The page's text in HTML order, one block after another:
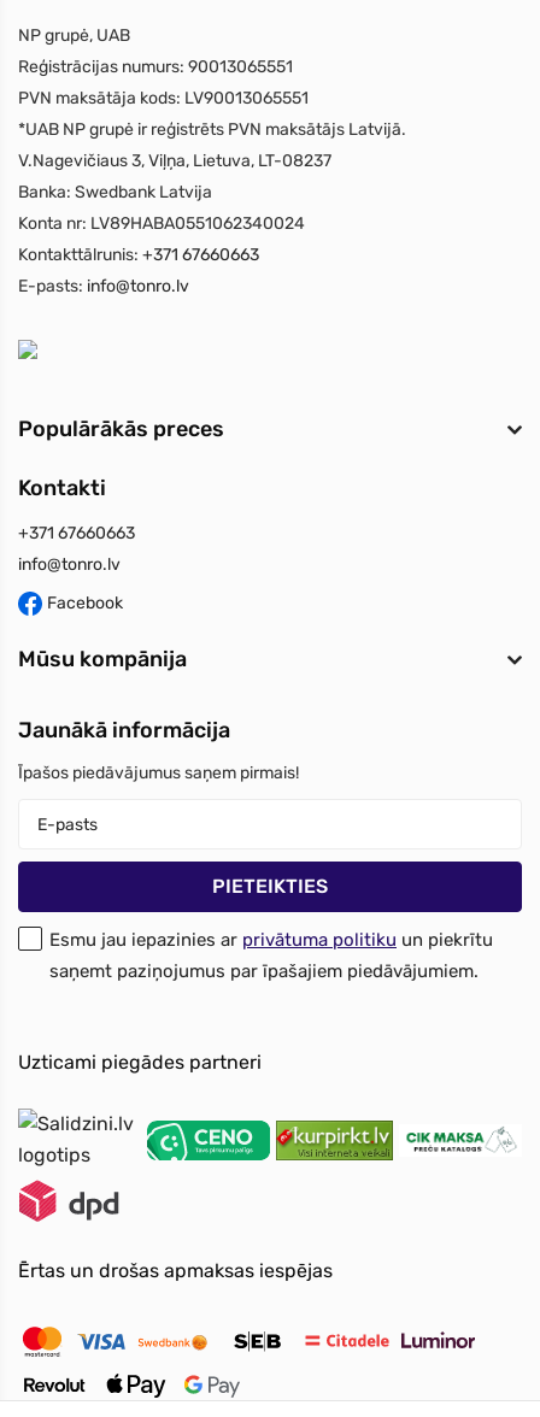
NP grupė, UAB
Reģistrācijas numurs: 90013065551
PVN maksātāja kods: LV90013065551
*UAB NP grupė ir reģistrēts PVN maksātājs Latvijā.
V.Nagevičiaus 3, Viļņa, Lietuva, LT-08237
Banka: Swedbank Latvija
Konta nr: LV89HABA0551062340024
Kontakttālrunis: +371 67660663
E-pasts: info@tonro.lv
Populārākās preces
Kontakti
+371 67660663
info@tonro.lv
Facebook
Mūsu kompānija
Jaunākā informācija
Īpašos piedāvājumus saņem pirmais!
Esmu jau iepazinies ar privātuma politiku un piekrītu
saņemt paziņojumus par īpašajiem piedāvājumiem.
Uzticami piegādes partneri
Ērtas un drošas apmaksas iespējas